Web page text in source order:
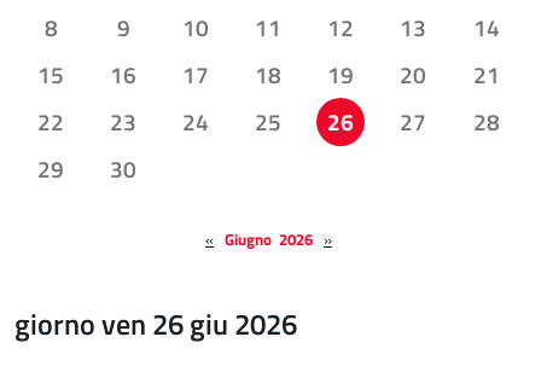
8
9 10 11 12 13
14
15
16 17 18 19 20
21
22
23 24 25 26 27
28
29
30
« Giugno 2026 »
giorno ven 26 giu 2026